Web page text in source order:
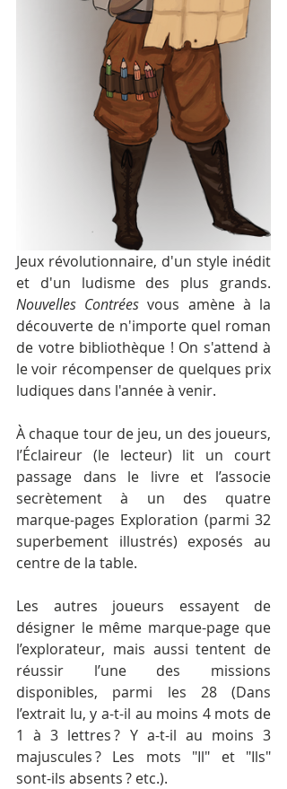
Jeux révolutionnaire, d'un style inédit
Nouvelles Contrées vous amène à la
découverte de n'importe quel roman
de votre bibliothèque ! On s'attend à
le voir récompenser de quelques prix
ludiques dans l'année à venir.
À chaque tour de jeu, un des joueurs,
l’Éclaireur (le lecteur) lit un court
passage dans le livre et l’associe
secrètement à un des quatre
marque-pages Exploration (parmi 32
superbement illustrés) exposés au
centre de la table.
Les autres joueurs essayent de
désigner le même marque-page que
l’explorateur, mais aussi tentent de
réussir l’une des missions
disponibles, parmi les 28 (Dans
l’extrait lu, y a-t-il au moins 4 mots de
1 à 3 lettres ? Y a-t-il au moins 3
majuscules ? Les mots "Il" et "Ils"
sont-ils absents ? etc.).